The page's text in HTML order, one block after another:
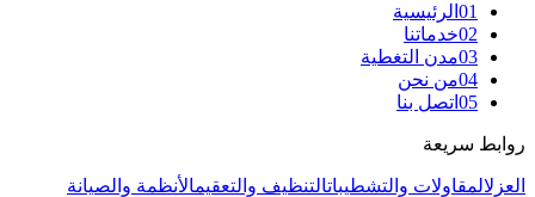
01 الرئيسية
02خدماتنا
03مدن التغطية
04من نحن
05 اتصل بنا
روابط سريعة
العزلالمقاولات والتشطيباتالتنظيف والتعقيمالأنظمة والصيانة